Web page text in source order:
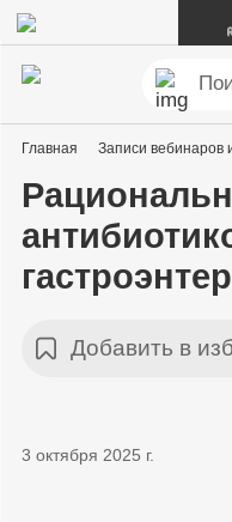
Главная Записи вебинаров
Добавить в
3 октября 2025 г.